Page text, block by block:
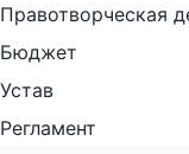
Правотворческая
Бюджет
Устав
Регламент